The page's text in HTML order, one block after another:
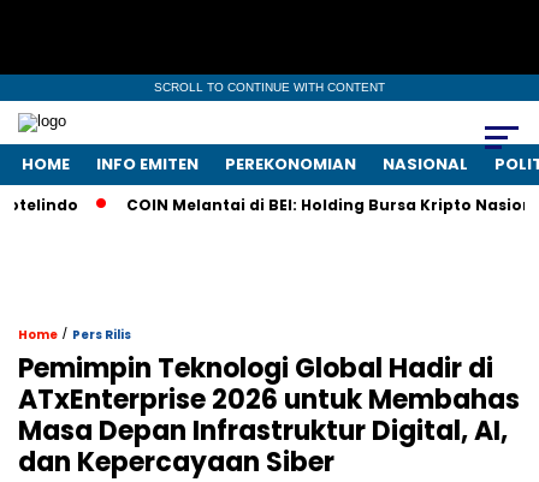
SCROLL TO CONTINUE WITH CONTENT
HOME INFO EMITEN PEREKONOMIAN NASIONAL
COIN Melantai di BEI: Holding Bursa Kripto Nasional
Home / Pers Rilis
Pemimpin Teknologi Global Hadir di
ATxEnterprise 2026 untuk Membahas
Masa Depan Infrastruktur Digital, AI,
dan Kepercayaan Siber